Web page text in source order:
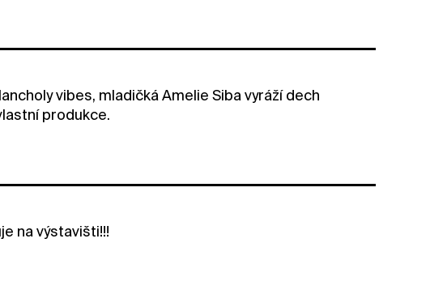
vibes, mladičká Amelie Siba vyráží dech
produkce.
na výstavišti!!!